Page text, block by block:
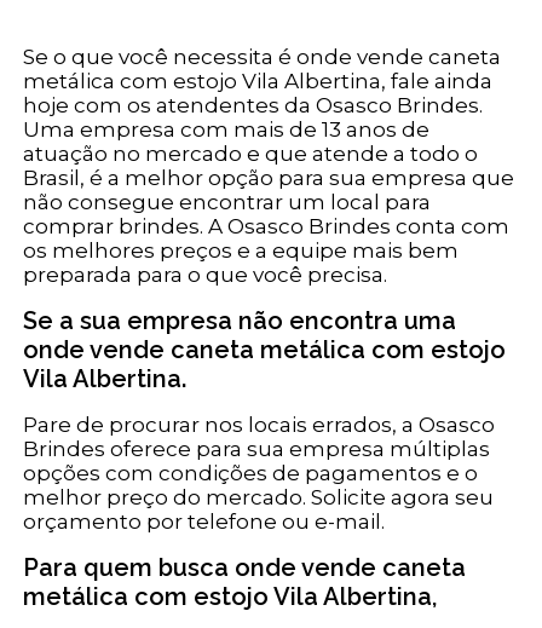
Se o que você necessita é onde vende caneta
metálica com estojo Vila Albertina, fale ainda
hoje com os atendentes da Osasco Brindes.
Uma empresa com mais de 13 anos de
atuação no mercado e que atende a todo o
Brasil, é a melhor opção para sua empresa que
não consegue encontrar um local para
comprar brindes. A Osasco Brindes conta com
os melhores preços e a equipe mais bem
preparada para o que você precisa.
Se a sua empresa não encontra uma
onde vende caneta metálica com estojo
Vila Albertina.
Pare de procurar nos locais errados, a Osasco
Brindes oferece para sua empresa múltiplas
opções com condições de pagamentos e o
melhor preço do mercado. Solicite agora seu
orçamento por telefone ou e-mail.
Para quem busca onde vende caneta
metálica com estojo Vila Albertina,